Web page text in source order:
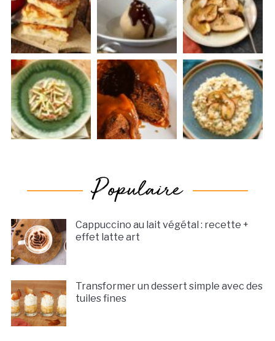
Cappuccino au lait végétal : recette +
effet latte art
Transformer un dessert simple avec des
tuiles fines